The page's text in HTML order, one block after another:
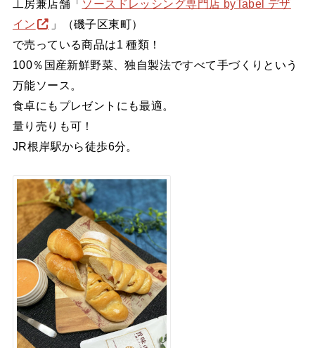
工房兼店舗「ソースドレッシング専門店 byTabel デザ
イン
」（磯子区東町）
で売っている商品は1 種類！
100％国産新鮮野菜、独自製法ですべて手づくりという
万能ソース。
食卓にもプレゼントにも最適。
量り売りも可！
JR根岸駅から徒歩6分。